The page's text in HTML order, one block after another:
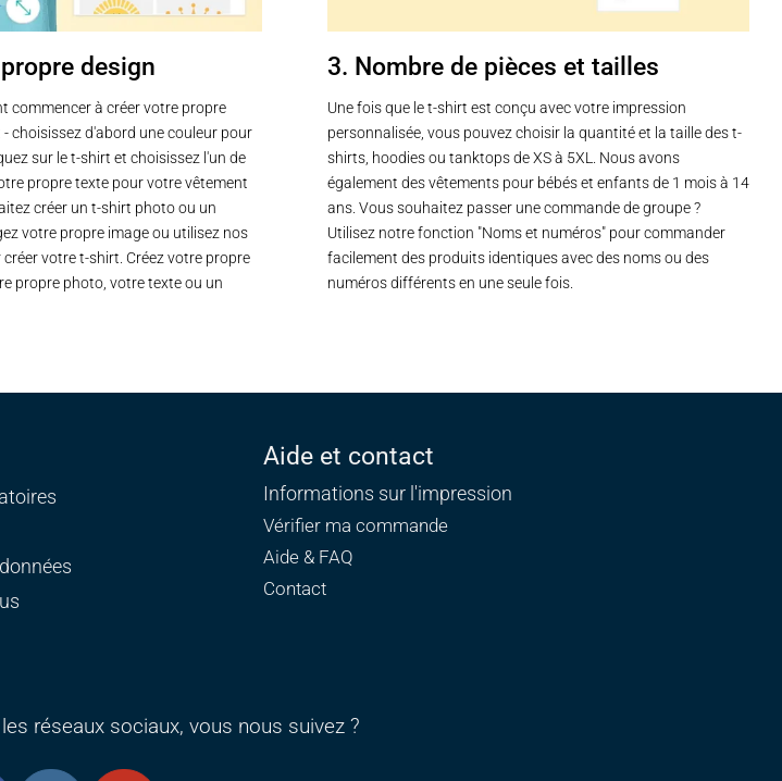
design
commencer à créer votre propre
choisissez d'abord une couleur pour
sur le t-shirt et choisissez l'un de
propre texte pour votre vêtement
créer un t-shirt photo ou un
votre propre image ou utilisez nos
votre t-shirt. Créez votre propre
propre photo, votre texte ou un
3. Nombre de pièces et tailles
Une fois que le t-shirt est conçu avec votre impression
personnalisée, vous pouvez choisir la quantité et la taille des t-
shirts, hoodies ou tanktops de XS à 5XL. Nous avons
également des vêtements pour bébés et enfants de 1 mois à 14
ans. Vous souhaitez passer une commande de groupe ?
Utilisez notre fonction "Noms et numéros" pour commander
facilement des produits identiques avec des noms ou des
numéros différents en une seule fois.
Aide et contact
Informations sur l'impression
Vérifier ma commande
Aide & FAQ
Contact
réseaux sociaux, vous nous suivez ?